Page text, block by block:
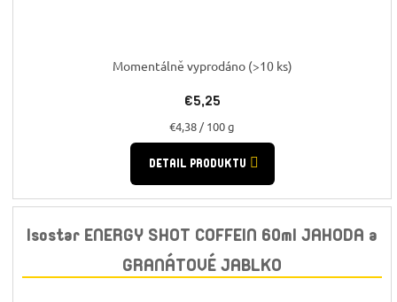
Momentálně vyprodáno (>10 ks)
€5,25
Jednotková
cena:
€4,38 / 100 g
DETAIL PRODUKTU
Isostar ENERGY SHOT COFFEIN 60ml JAHODA a
GRANÁTOVÉ JABLKO